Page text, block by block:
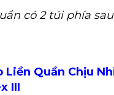
có 2 túi phía
Liền Quần Chịu
III